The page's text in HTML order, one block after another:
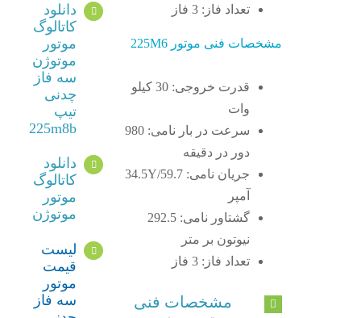
تعداد فاز: 3 فاز
مشخصات فنی موتور 225M6
قدرت خروجی: 30 کیلو
وات
سرعت در بار نامی: 980
دور در دقیقه
جریان نامی: 34.5Y/59.7
آمپر
گشتاور نامی: 292.5
نیوتون بر متر
تعداد فاز: 3 فاز
مشخصات فنی
دانلود
کاتالوگ
موتور
موتوژن
سه فاز
چدنی
تیپ
225m8b
دانلود
کاتالوگ
موتور
موتوژن
لیست
قیمت
موتور
سه فاز